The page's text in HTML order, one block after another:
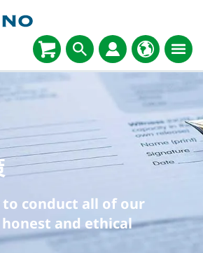
conduct all of our
and ethical